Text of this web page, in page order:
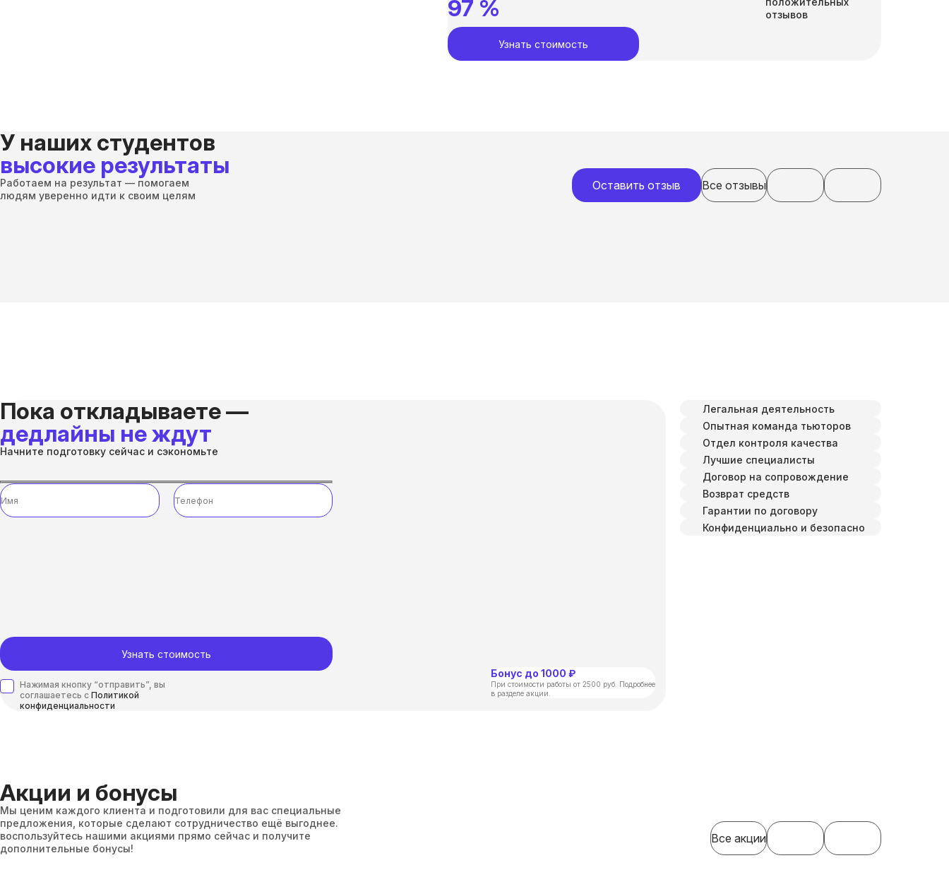
97 %
отзывов
Узнать стоимость
У наших студентов
высокие результаты
Работаем на результат — помогаем
людям уверенно идти к своим целям
Оставить отзыв Все отзывы
Пока откладываете —
дедлайны не ждут
Начните подготовку сейчас и сэкономьте
Узнать стоимость
Нажимая кнопку “отправить”, вы
соглашаетесь с Политикой
конфиденциальности
Бонус до 1000 ₽
При стоимости работы от 2500 руб. Подробнее
в разделе акции.
Легальная деятельность
Опытная команда тьюторов
Отдел контроля качества
Лучшие специалисты
Договор на сопровождение
Возврат средств
Гарантии по договору
Конфиденциально и безопасно
Акции и бонусы
Мы ценим каждого клиента и подготовили для вас специальные
предложения, которые сделают сотрудничество ещё выгоднее.
воспользуйтесь нашими акциями прямо сейчас и получите
дополнительные бонусы!
Все акции